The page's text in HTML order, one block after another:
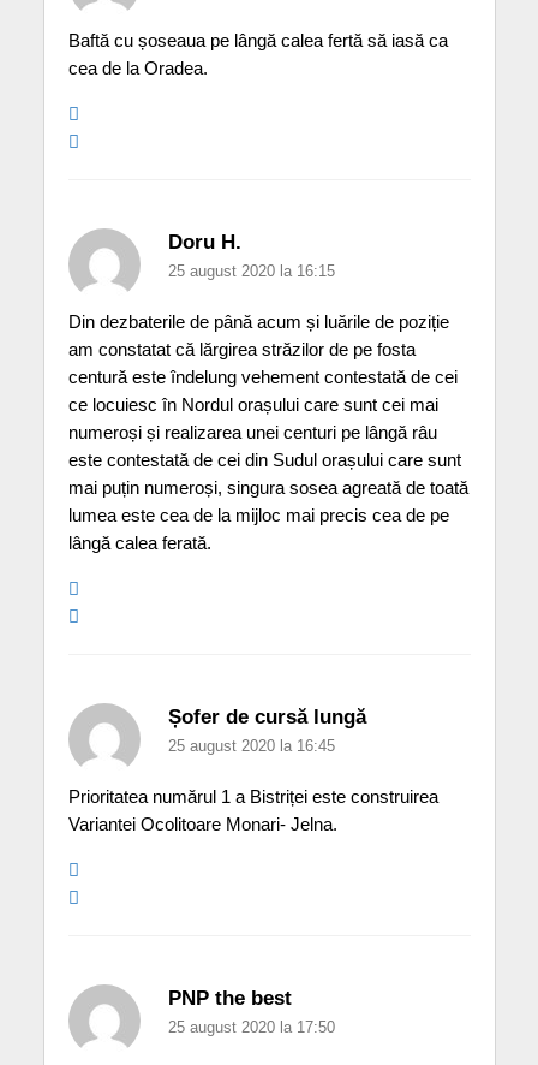
Baftă cu șoseaua pe lângă calea fertă să iasă ca
cea de la Oradea.
Doru H.
25 august 2020 la 16:15
Din dezbaterile de până acum și luările de poziție
am constatat că lărgirea străzilor de pe fosta
centură este îndelung vehement contestată de cei
ce locuiesc în Nordul orașului care sunt cei mai
numeroși și realizarea unei centuri pe lângă râu
este contestată de cei din Sudul orașului care sunt
mai puțin numeroși, singura sosea agreată de toată
lumea este cea de la mijloc mai precis cea de pe
lângă calea ferată.
Șofer de cursă lungă
25 august 2020 la 16:45
Prioritatea numărul 1 a Bistriței este construirea
Variantei Ocolitoare Monari- Jelna.
PNP the best
25 august 2020 la 17:50